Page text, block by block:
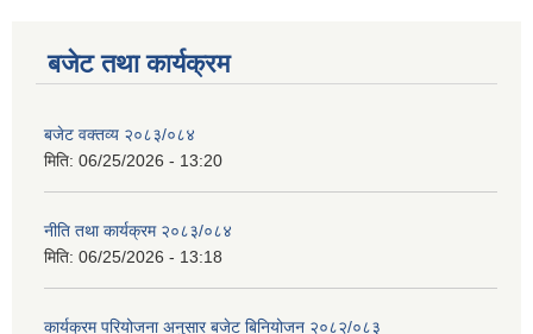
बजेट तथा कार्यक्रम
बजेट वक्तव्य २०८३/०८४
मिति: 06/25/2026 - 13:20
नीति तथा कार्यक्रम २०८३/०८४
मिति: 06/25/2026 - 13:18
कार्यक्रम परियोजना अनुसार बजेट बिनियोजन २०८२/०८३